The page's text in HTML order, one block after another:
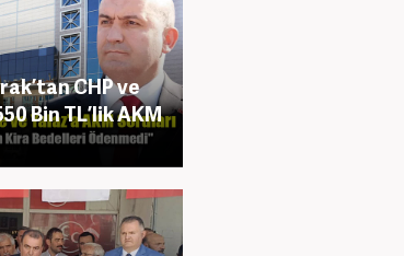
CHP ve
Bin TL’lik AKM